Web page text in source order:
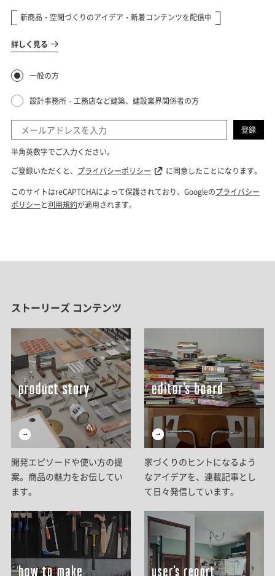
ストーリーズ コンテンツ
開発エピソードや使い方の提
案。商品の魅力をお伝してい
ます。
家づくりのヒントになるよう
なアイデアを、連載記事とし
て日々発信しています。